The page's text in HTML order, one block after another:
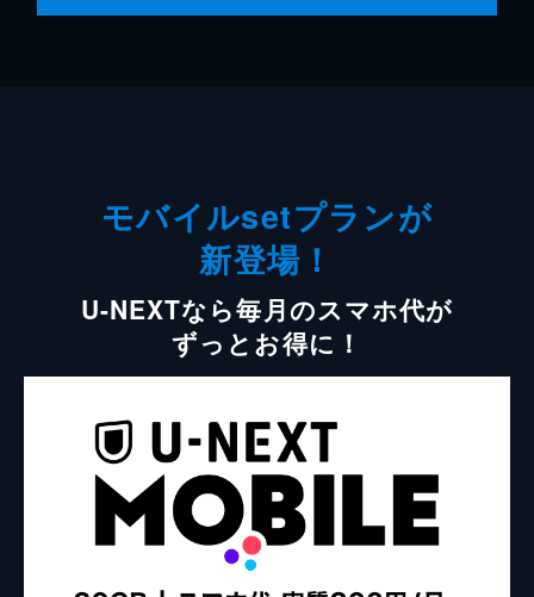
モバイルsetプランが
新登場！
U-NEXTなら毎月のスマホ代が
ずっとお得に！